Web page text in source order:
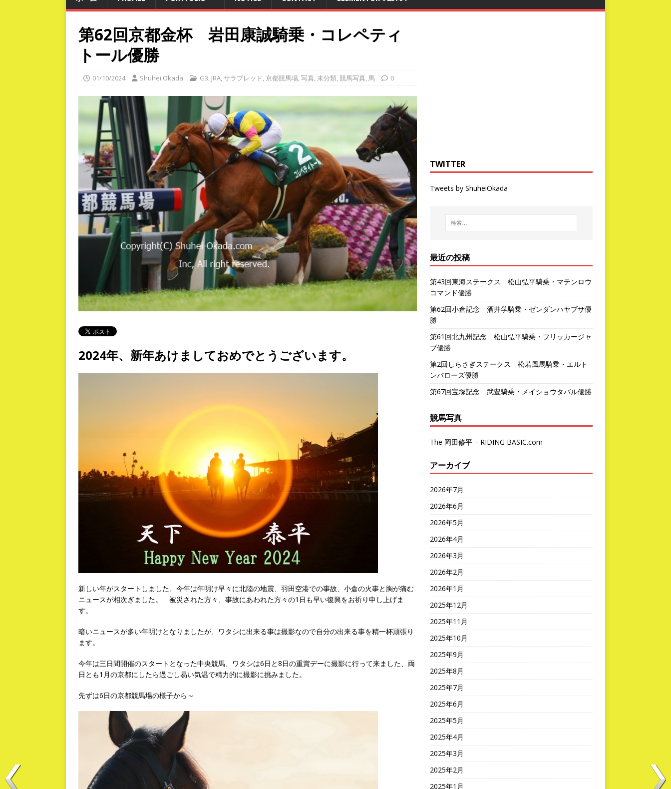
第62回京都金杯 岩田康誠騎乗・コレペティ
トール優勝
01/10/2024 Shuhei Okada G3, JRA, サラブレッド,京都競馬場,写真,未分類,競馬写真,馬 0
2024年、新年あけましておめでとうございます。
新しい年がスタートしました、今年は年明け早々に北陸の地震、羽田空港での事故、小倉の火事と胸が痛む
ニュースが相次ぎました。 被災された方々、事故にあわれた方々の1日も早い復興をお祈り申し上げま
す。
暗いニュースが多い年明けとなりましたが、ワタシに出来る事は撮影なので自分の出来る事を精一杯頑張り
ます。
今年は三日間開催のスタートとなった中央競馬、ワタシは6日と8日の重賞デーに撮影に行って来ました、両
日とも1月の京都にしたら過ごし易い気温で精力的に撮影に挑みました。
先ずは6日の京都競馬場の様子から～
TWITTER
Tweets by ShuheiOkada
最近の投稿
第43回東海ステークス 松山弘平騎乗・マテンロウ
コマンド優勝
第62回小倉記念 酒井学騎乗・ゼンダンハヤブサ優
勝
第61回北九州記念 松山弘平騎乗・フリッカージャ
ブ優勝
第2回しらさぎステークス 松若風馬騎乗・エルト
ンバローズ優勝
第67回宝塚記念 武豊騎乗・メイショウタバル優勝
競馬写真
The 岡田修平 – RIDING BASIC.com
アーカイブ
2026年7月
2026年6月
2026年5月
2026年4月
2026年3月
2026年2月
2026年1月
2025年12月
2025年11月
2025年10月
2025年9月
2025年8月
2025年7月
2025年6月
2025年5月
2025年4月
2025年3月
2025年2月
2025年1月